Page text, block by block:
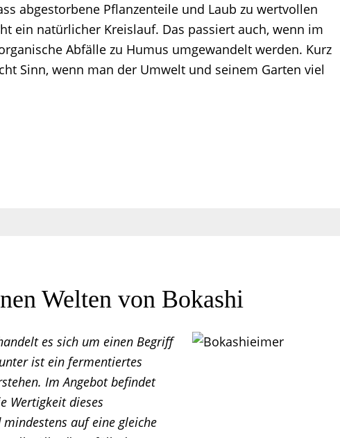
abgestorbene Pflanzenteile und Laub zu wertvollen
ein natürlicher Kreislauf. Das passiert auch, wenn im
Abfälle zu Humus umgewandelt werden. Kurz
Sinn, wenn man der Umwelt und seinem Garten viel
Welten von Bokashi
es sich um einen Begriff
ist ein fermentiertes
Im Angebot befindet
Wertigkeit dieses
auf eine gleiche